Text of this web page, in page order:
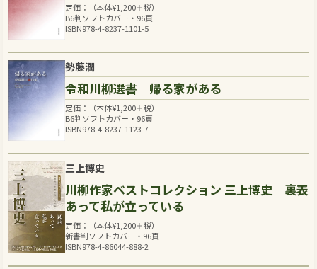
定価：（本体¥1,200＋税）
B6判ソフトカバー・96頁
ISBN978-4-8237-1101-5
勢藤潤
令和川柳選書 帰る家がある
定価：（本体¥1,200＋税）
B6判ソフトカバー・96頁
ISBN978-4-8237-1123-7
三上博史
川柳作家ベストコレクション 三上博史―裏表
あって私が立っている
定価：（本体¥1,200＋税）
新書判ソフトカバー・96頁
ISBN978-4-86044-888-2